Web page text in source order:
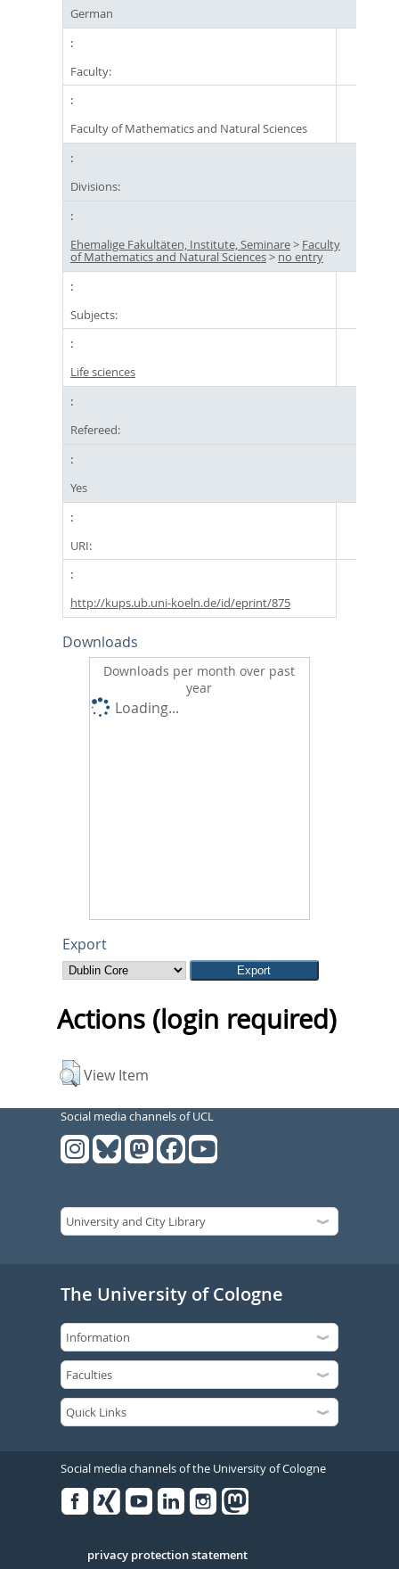
German
Faculty:
Faculty of Mathematics and Natural Sciences
Divisions:
Ehemalige Fakultäten, Institute, Seminare> Faculty
of Mathematics and Natural Sciences> no entry
Subjects:
Life sciences
Refereed:
Yes
URI:
http://kups.ub.uni-koeln.de/id/eprint/875
Downloads
Downloads per month over past
year
Loading...
Export
Actions (login required)
View Item
Social media channels of UCL
The University of Cologne
Social media channels of the University of Cologne
Serivce
privacy protection statement